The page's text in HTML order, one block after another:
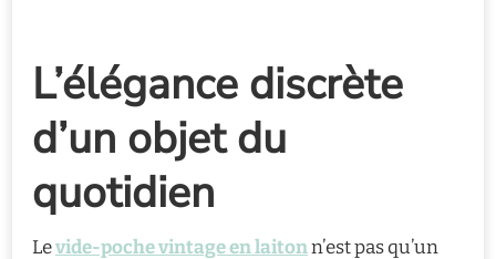
L’élégance discrète
d’un objet du
quotidien
Levide-poche vintage en laitonn’est pas qu’un